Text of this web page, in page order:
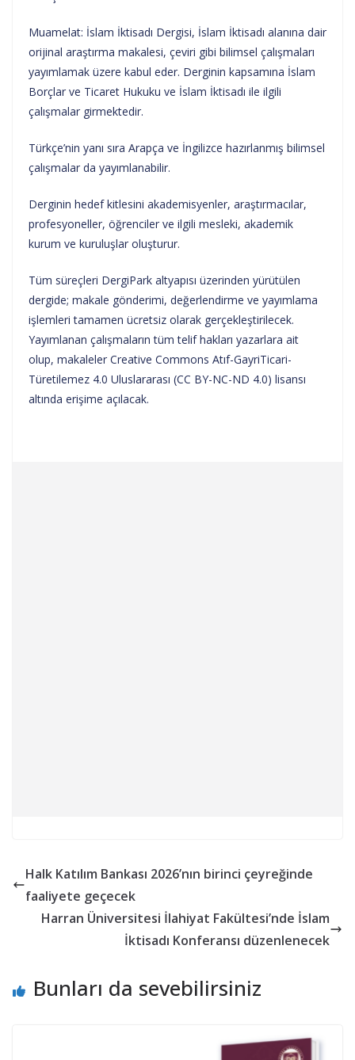
Muamelat: İslam İktisadı Dergisi, İslam İktisadı alanına dair
orijinal araştırma makalesi, çeviri gibi bilimsel çalışmaları
yayımlamak üzere kabul eder. Derginin kapsamına İslam
Borçlar ve Ticaret Hukuku ve İslam İktisadı ile ilgili
çalışmalar girmektedir.
Türkçe’nin yanı sıra Arapça ve İngilizce hazırlanmış bilimsel
çalışmalar da yayımlanabilir.
Derginin hedef kitlesini akademisyenler, araştırmacılar,
profesyoneller, öğrenciler ve ilgili mesleki, akademik
kurum ve kuruluşlar oluşturur.
Tüm süreçleri DergiPark altyapısı üzerinden yürütülen
dergide; makale gönderimi, değerlendirme ve yayımlama
işlemleri tamamen ücretsiz olarak gerçekleştirilecek.
Yayımlanan çalışmaların tüm telif hakları yazarlara ait
olup, makaleler Creative Commons Atıf-GayriTicari-
Türetilemez 4.0 Uluslararası (CC BY-NC-ND 4.0) lisansı
altında erişime açılacak.
Halk Katılım Bankası 2026’nın birinci çeyreğinde
faaliyete geçecek
Harran Üniversitesi İlahiyat Fakültesi’nde İslam
İktisadı Konferansı düzenlenecek
Bunları da sevebilirsiniz